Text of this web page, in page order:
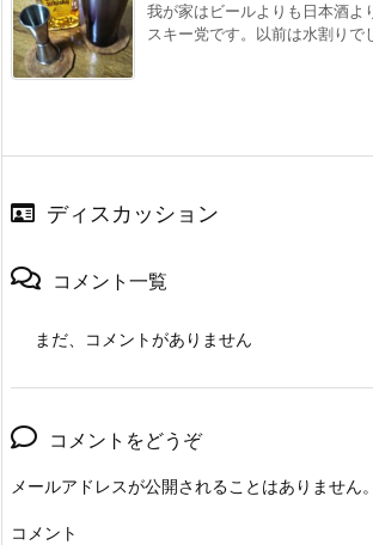
我が家はビールよりも日本酒よ
スキー党です。以前は水割りで
ディスカッション
コメント一覧
まだ、コメントがありません
コメントをどうぞ
メールアドレスが公開されることはありません。
コメント